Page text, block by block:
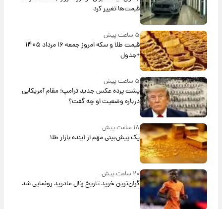
قیمت‌ها تغییر کرد
۵ ساعت پیش
قیمت طلا و سکه امروز جمعه ۱۶ مرداد ۱۴۰۵
+جدول
۵ ساعت پیش
پشت پرده عکس جدید ترامپ؛ مقام آمریکایی
درباره وضعیت او چه گفت؟
۱۸ ساعت پیش
یک پیش‌بینی مهم از آینده بازار طلا
۲۰ ساعت پیش
گران‌ترین خرید تاریخ رئال مادرید رونمایی شد